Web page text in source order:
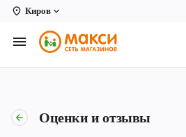
Киров
Вологда
Архангельск
Киров Оценки и отзывы